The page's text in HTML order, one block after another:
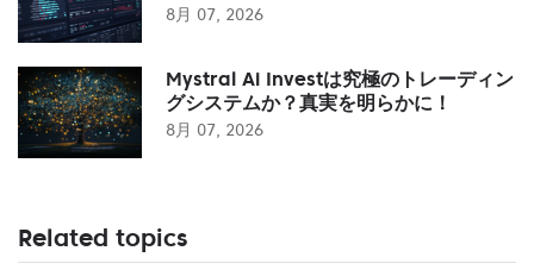
8月 07, 2026
Mystral Ai Investは究極のトレーディン
グシステムか？真実を明らかに！
8月 07, 2026
Related topics